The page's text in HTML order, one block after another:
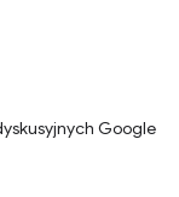
Google